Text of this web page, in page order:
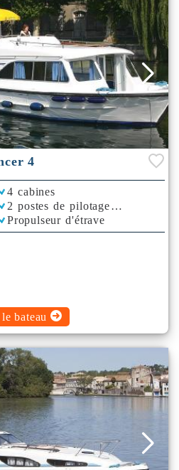
4
4 cabines
2 postes de pilotage
Propulseur d'étrave
bateau